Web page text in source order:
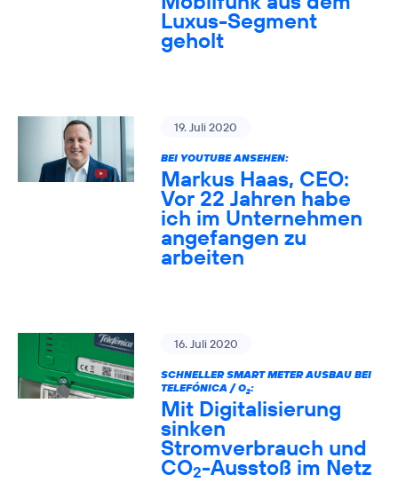
Luxus-Segment
geholt
19. Juli 2020
BEI YOUTUBE ANSEHEN:
Markus Haas, CEO:
Vor 22 Jahren habe
ich im Unternehmen
angefangen zu
arbeiten
16. Juli 2020
SCHNELLER SMART METER AUSBAU BEI
TELEFÓNICA / O2:
Mit Digitalisierung
sinken
Stromverbrauch und
CO2-Ausstoß im Netz